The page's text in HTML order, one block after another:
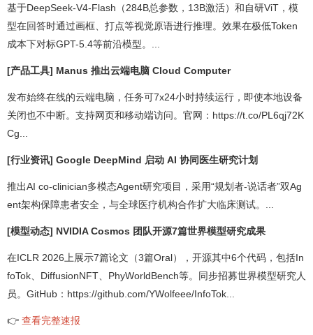
基于DeepSeek-V4-Flash（284B总参数，13B激活）和自研ViT，模
型在回答时通过画框、打点等视觉原语进行推理。效果在极低Token
成本下对标GPT-5.4等前沿模型。...
[产品工具] Manus 推出云端电脑 Cloud Computer
发布始终在线的云端电脑，任务可7x24小时持续运行，即使本地设备
关闭也不中断。支持网页和移动端访问。官网：https://t.co/PL6qj72K
Cg...
[行业资讯] Google DeepMind 启动 AI 协同医生研究计划
推出AI co-clinician多模态Agent研究项目，采用“规划者-说话者”双Ag
ent架构保障患者安全，与全球医疗机构合作扩大临床测试。...
[模型动态] NVIDIA Cosmos 团队开源7篇世界模型研究成果
在ICLR 2026上展示7篇论文（3篇Oral），开源其中6个代码，包括In
foTok、DiffusionNFT、PhyWorldBench等。同步招募世界模型研究人
员。GitHub：https://github.com/YWolfeee/InfoTok...
👉 查看完整速报